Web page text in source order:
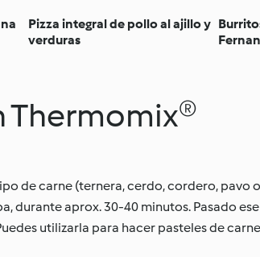
Pizza integral de pollo al ajillo y
verduras
Thermomix®
de carne (ternera, cerdo, cordero, pavo
durante aprox. 30-40 minutos. Pasado
utilizarla para hacer pasteles de